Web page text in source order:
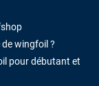
wingfoil ?
pour débutant et